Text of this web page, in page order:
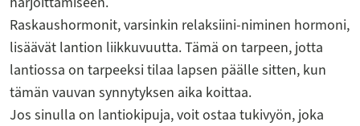
Raskaushormonit, varsinkin relaksiini-niminen hormoni,
lisäävät lantion liikkuvuutta. Tämä on tarpeen, jotta
lantiossa on tarpeeksi tilaa lapsen päälle sitten, kun
tämän vauvan synnytyksen aika koittaa.
Jos sinulla on lantiokipuja, voit ostaa tukivyön, joka